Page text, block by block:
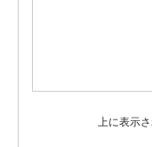
上に表示